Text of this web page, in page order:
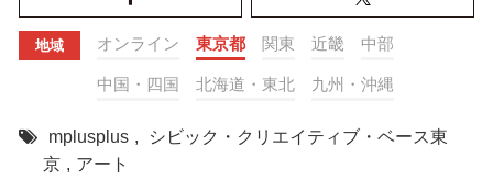
地域 オンライン 東京都 関東 近畿 中部
中国・四国 北海道・東北 九州・沖縄
mplusplus ,
シビック・クリエイティブ・ベース東
京 , アート